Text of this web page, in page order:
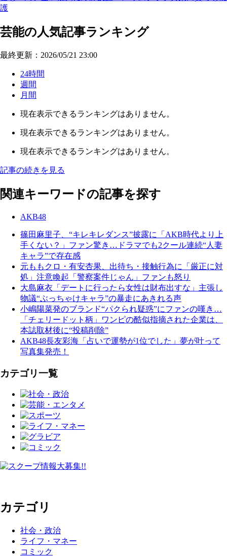
護
芸能の人気記事ランキング
最終更新：2026/05/21 23:00
24時間
週間
月間
現在表示できるランキングはありません。
現在表示できるランキングはありません。
現在表示できるランキングはありません。
記事の続きを見る
関連キーワードの記事を探す
AKB48
篠田麻里子、“キレキレダンス”披露に「AKB時代より上
手くない？」ファン驚き…ドラマでも2クール連続“人妻
キャラ”で存在感
元ももクロ・有安杏果、出待ち・接触行為に「厳正に対
処」注意喚起「警察案件じゃん」ファンも怒り
大島麻衣「デートに行ったら女性は財布出すな」主張し
物議“ぶっちゃけキャラ”の暴走にあきれる声
小嶋陽菜発のブランド“パクられ疑惑”にファンの嘆き…
「チェリードット柄」ワンピの酷似指摘された企業は、
本誌取材後に“投稿削除”
AKB48長友彩海「占いで運勢が1位でした」夢が叶って
写真集発売！
カテゴリ一覧
カテゴリ
社会・政治
ライフ・マネー
コミック